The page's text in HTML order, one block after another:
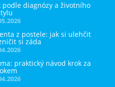
diagnózy a životního
z postele: jak si ulehčit
si záda
praktický návod krok za